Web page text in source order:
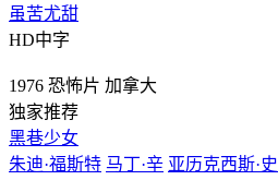
虽苦尤甜
HD中字
1976 恐怖片 加拿大
独家推荐
黑巷少女
朱迪·福斯特 马丁·辛 亚历克西斯·